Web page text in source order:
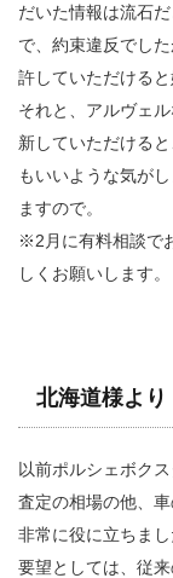
だいた情報は流石
で、約束違反でし
許していただけると
それと、アルヴェ
新していただける
もいいような気が
ますので。
※2月に有料相談で
しくお願いします。
北海道様より
以前ポルシェボク
査定の相場の他、
非常に役に立ちまし
要望としては、従